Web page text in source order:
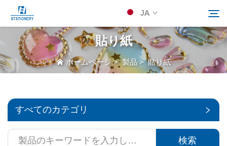
JA
製品
カスタムソリューション
検索
貼り紙
ホームページ >製品>貼り紙
すべてのカテゴリ
検索